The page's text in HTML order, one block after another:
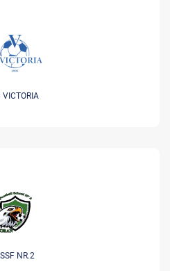
VICTORIA
NR.2